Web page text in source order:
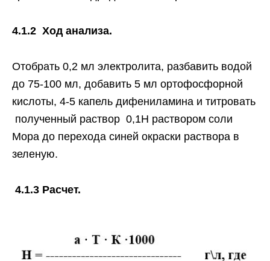
4.1.2 Ход анализа.
Отобрать 0,2 мл электролита, разбавить водой
до 75-100 мл, добавить 5 мл ортофосфорной
кислоты, 4-5 капель дифениламина и титровать
полученный раствор 0,1Н раствором соли
Мора до перехода синей окраски раствора в
зеленую.
4.1.3 Расчет.